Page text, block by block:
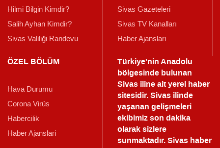
Hilmi Bilgin Kimdir?
Salih Ayhan Kimdir?
Sivas Valiliği Randevu
Sivas Gazeteleri
Sivas TV Kanalları
Haber Ajanslari
ÖZEL BÖLÜM
Hava Durumu
Corona Virüs
Habercilik
Haber Ajanslari
Türkiye'nin Anadolu
bölgesinde bulunan
Sivas iline ait yerel haber
sitesidir. Sivas ilinde
yaşanan gelişmeleri
ekibimiz son dakika
olarak sizlere
sunmaktadır.Sivas haber